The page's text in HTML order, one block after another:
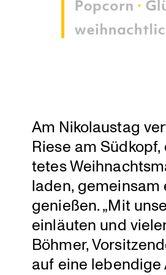
Am Nikolaustag
Riese am
tetes
laden, gemeinsam
genießen. „Mit
einläuten und
Böhmer,
auf eine lebendige